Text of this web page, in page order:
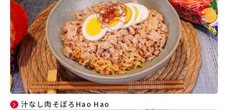
汁なし肉そぼろHao Hao